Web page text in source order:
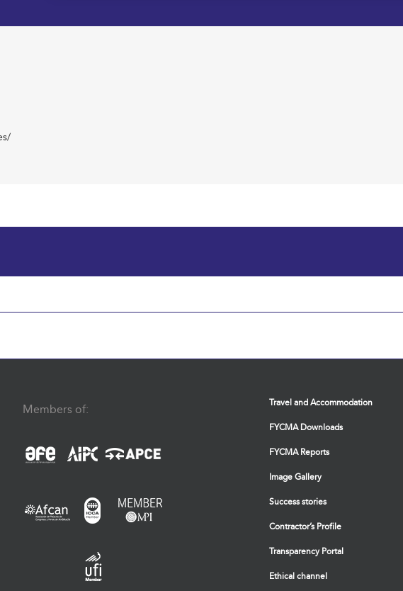
Members of: Travel and Accommodation
FYCMA Downloads
FYCMA Reports
Image Gallery
Success stories
Contractor’s Profile
Transparency Portal
Ethical channel